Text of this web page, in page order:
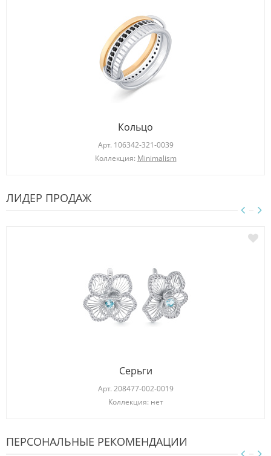
Кольцо
Арт. 106342-321-0039
Коллекция: Minimalism
ЛИДЕР ПРОДАЖ
Серьги
Арт. 208477-002-0019
Коллекция: нет
ПЕРСОНАЛЬНЫЕ РЕКОМЕНДАЦИИ